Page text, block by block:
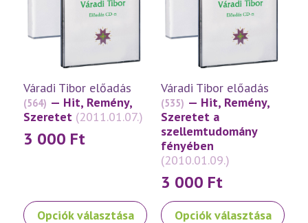
termékoldalon
választhatók
termékoldalon
választhatók
Váradi Tibor előadás
(564) — Hit, Remény,
Szeretet (2011.01.07.)
3 000 Ft
Opciók választása
Ennek
Váradi Tibor előadás
(535) — Hit, Remény,
Szeretet a
szellemtudomány
fényében
(2010.01.09.)
3 000 Ft
Opciók választása
Ennek